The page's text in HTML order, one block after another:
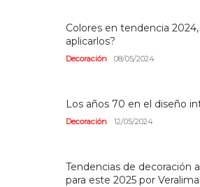
Colores en tendencia
aplicarlos?
Decoración 08/05/2024
Los años 70 en el diseño
Decoración 12/05/2024
Tendencias de decoración
para este 2025 por Veralima